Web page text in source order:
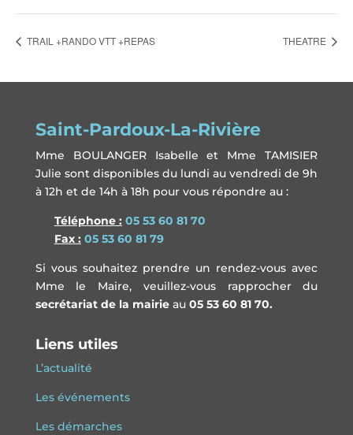
TRAIL +RANDO VTT +REPAS THEATRE
Saint-Pardoux-La-Rivière
Mme BOULANGER Isabelle et Mme TAMISIER
Julie sont disponibles du lundi au vendredi de 9h
à 12h et de 14h à 18h pour vous répondre au :
Téléphone: 05 53 60 81 70
Fax : 05 53 60 81 79
Si vous souhaitez prendre un rendez-vous avec
Mme le Maire, veuillez-vous rapprocher du
secrétariat de la mairie au 05 53 60 81 70.
Liens utiles
L’actualité
Les événements
Les démarches